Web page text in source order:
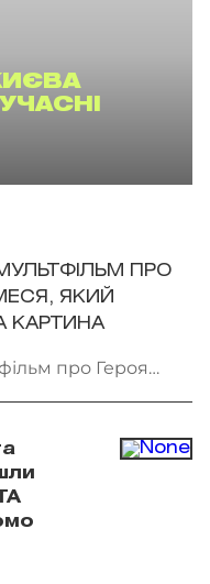
ПРО
ЯКИЙ
КАРТИНА
про Героя